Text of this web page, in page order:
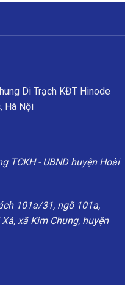
Di Trạch KĐT Hinode
Hà Nội
TCKH - UBND huyện Hoài
101a/31, ngõ 101a,
xã Kim Chung, huyện